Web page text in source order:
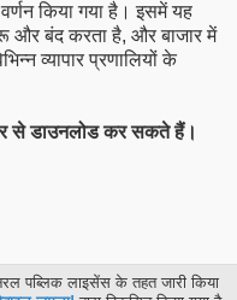
वर्णन किया गया है। इसमें यह
शुरू और बंद करता है, और बाजार में
व्यापार प्रणालियों के
से डाउनलोड कर सकते हैं।
पब्लिक लाइसेंस के तहत जारी किया